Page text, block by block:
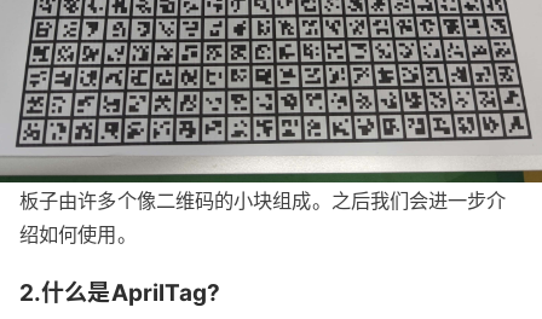
板子由许多个像二维码的小块组成。之后我们会进一步介
绍如何使用。
2.什么是AprilTag?